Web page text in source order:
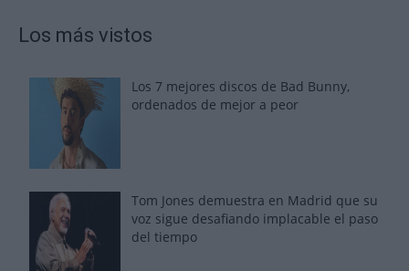
Los más vistos
Los 7 mejores discos de Bad Bunny,
ordenados de mejor a peor
Tom Jones demuestra en Madrid que su
voz sigue desafiando implacable el paso
del tiempo